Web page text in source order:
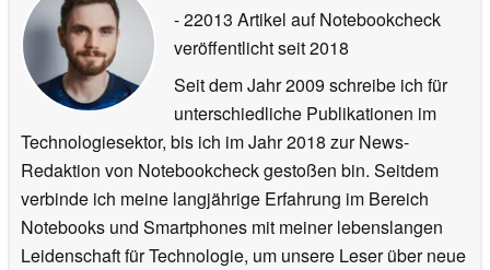
- 22013 Artikel auf Notebookcheck
veröffentlichtseit 2018
Seit dem Jahr 2009 schreibe ich für
unterschiedliche Publikationen im
Technologiesektor, bis ich im Jahr 2018 zur News-
Redaktion von Notebookcheck gestoßen bin. Seitdem
verbinde ich meine langjährige Erfahrung im Bereich
Notebooks und Smartphones mit meiner lebenslangen
Leidenschaft für Technologie, um unsere Leser über neue